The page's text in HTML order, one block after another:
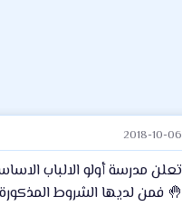
2018-10-06
تعلن مدرسة أولو الالباب
🤚 فمن لديها الشروط